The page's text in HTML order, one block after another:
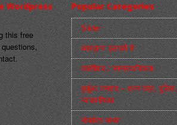
Wordpress
this free
Popular Categories
Slider
कारख़ाना इलाक़ों से
फ़ासीवाद / साम्‍प्रदायिकता
बुर्जुआ जनवाद – दमन तंत्र, पुलिस,
न्‍यायपालिका
संघर्षरत जनता